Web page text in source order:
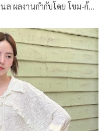
านกำกับโดย โขม-ก้อง
งโลกอย่าง เทศกาล
ร์ดัม ครั้งที่ 55 (2026
Rotterdam –
งวันที่ 29 มกราคม – 8
อร์แลนด์